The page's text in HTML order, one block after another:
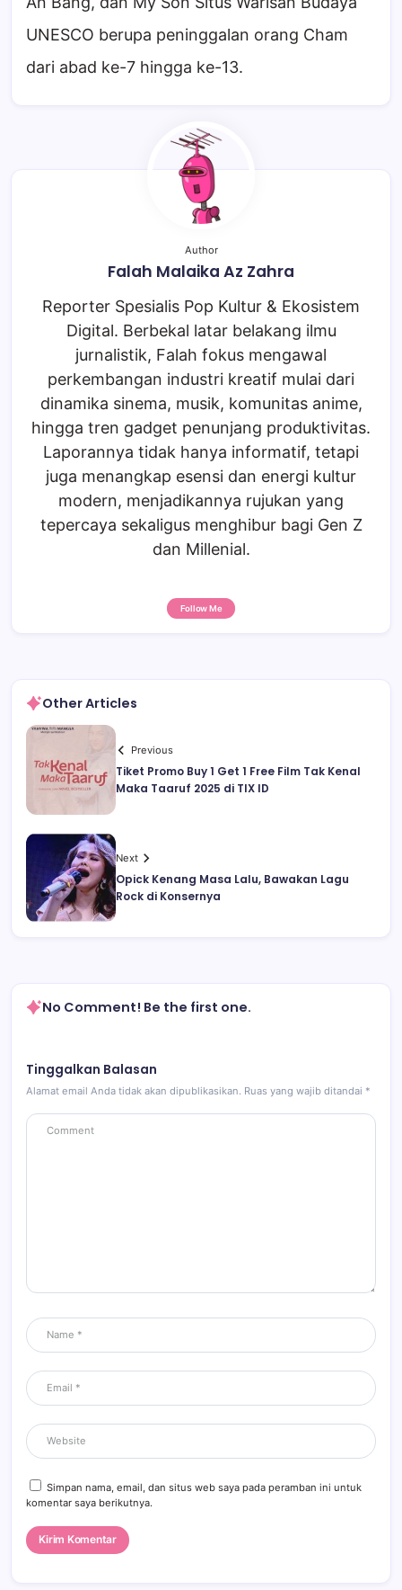
UNESCO berupa peninggalan orang Cham
dari abad ke-7 hingga ke-13.
Author
Falah Malaika Az Zahra
Reporter Spesialis Pop Kultur & Ekosistem
Digital. Berbekal latar belakang ilmu
jurnalistik, Falah fokus mengawal
perkembangan industri kreatif mulai dari
dinamika sinema, musik, komunitas anime,
hingga tren gadget penunjang produktivitas.
Laporannya tidak hanya informatif, tetapi
juga menangkap esensi dan energi kultur
modern, menjadikannya rujukan yang
tepercaya sekaligus menghibur bagi Gen Z
dan Millenial.
Follow Me
Other Articles
Previous
Tiket Promo Buy 1 Get 1 Free Film Tak Kenal
Maka Taaruf 2025 di TIX ID
Next
Opick Kenang Masa Lalu, Bawakan Lagu
Rock di Konsernya
No Comment! Be the first one.
Tinggalkan Balasan
Alamat email Anda tidak akan dipublikasikan. Ruas yang wajib ditandai *
Simpan nama, email, dan situs web saya pada peramban ini untuk
komentar saya berikutnya.